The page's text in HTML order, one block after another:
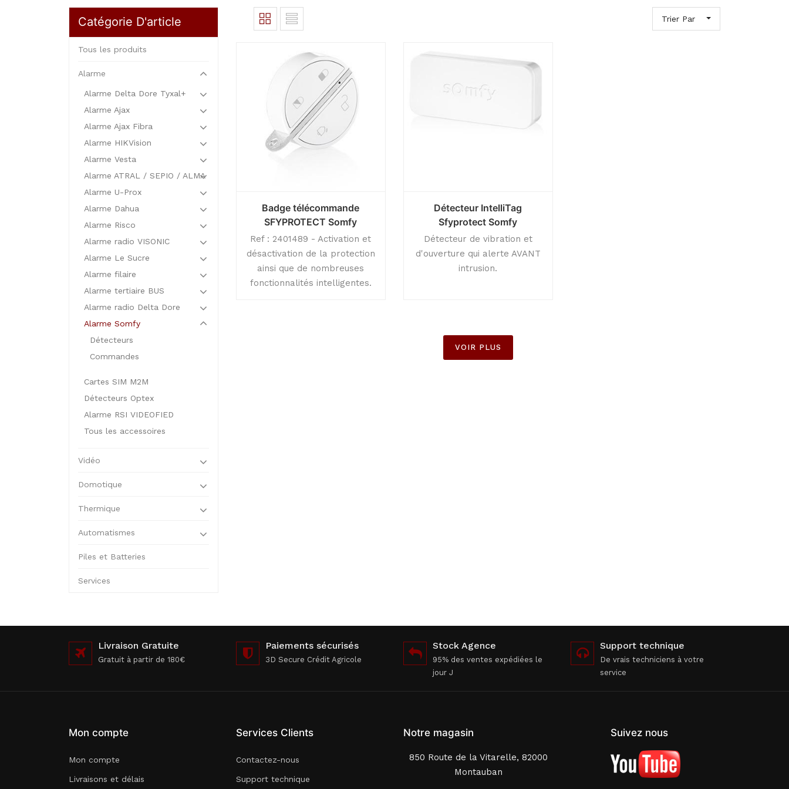
Catégorie D'article
Tous les produits
Alarme
Alarme Delta Dore Tyxal+
Alarme Ajax
Alarme Ajax Fibra
Alarme HIKVision
Alarme Vesta
Alarme ATRAL / SEPIO / ALMA
Alarme U-Prox
Alarme Dahua
Alarme Risco
Alarme radio VISONIC
Alarme Le Sucre
Alarme filaire
Alarme tertiaire BUS
Alarme radio Delta Dore
Alarme Somfy
Détecteurs
Commandes
Cartes SIM M2M
Détecteurs Optex
Alarme RSI VIDEOFIED
Tous les accessoires
Vidéo
Domotique
Thermique
Automatismes
Piles et Batteries
Services
Trier Par
Badge télécommande
SFYPROTECT Somfy
Ref : 2401489 - Activation et
désactivation de la protection
ainsi que de nombreuses
fonctionnalités intelligentes.
Détecteur IntelliTag
Sfyprotect Somfy
Détecteur de vibration et
d'ouverture qui alerte AVANT
intrusion.
VOIR PLUS
Livraison Gratuite
Gratuit à partir de 180€
Paiements sécurisés
3D Secure Crédit Agricole
Stock Agence
95% des ventes expédiées le
jour J
Support technique
De vrais techniciens à votre
service
Mon compte
Mon compte
Livraisons et délais
Services Clients
Contactez-nous
Support technique
Notre magasin
850 Route de la Vitarelle, 82000
Montauban
Suivez nous